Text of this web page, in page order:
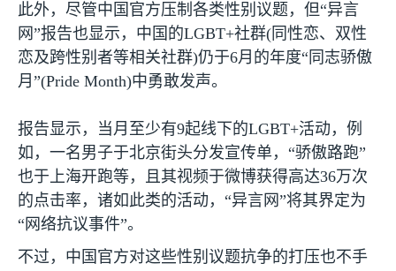
此外，尽管中国官方压制各类性别议题，但“异言
网”报告也显示，中国的LGBT+社群( 同性恋、双性
恋及跨性别者等相关社群)仍于6月的年度“同志骄傲
月”(Pride Month)中勇敢发声。
报告显示，当月至少有9起线下的LGBT+活动，例
如，一名男子于北京街头分发宣传单，“骄傲路跑”
也于上海开跑等，且其视频于微博获得高达36万次
的点击率，诸如此类的活动，“异言网”将其界定为
“网络抗议事件”。
不过，中国官方对这些性别议题抗争的打压也不手